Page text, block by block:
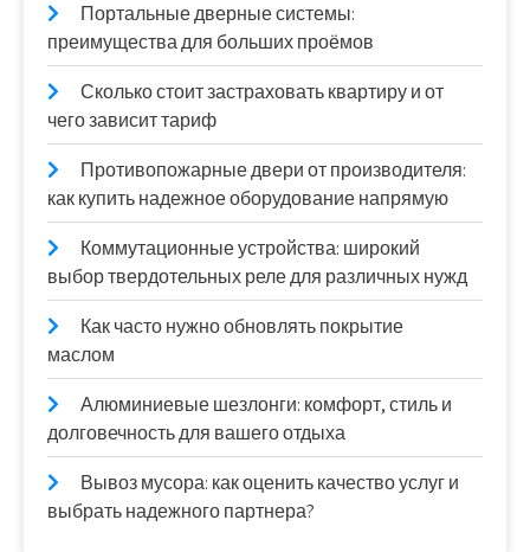
Портальные дверные системы:
преимущества для больших проёмов
Сколько стоит застраховать квартиру и от
чего зависит тариф
Противопожарные двери от производителя:
как купить надежное оборудование напрямую
Коммутационные устройства: широкий
выбор твердотельных реле для различных нужд
Как часто нужно обновлять покрытие
маслом
Алюминиевые шезлонги: комфорт, стиль и
долговечность для вашего отдыха
Вывоз мусора: как оценить качество услуг и
выбрать надежного партнера?